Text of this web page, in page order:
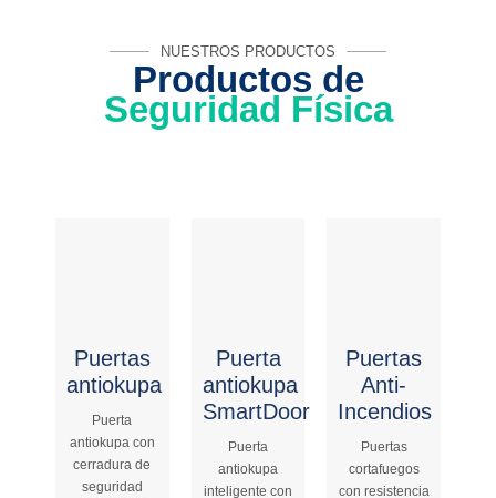
NUESTROS PRODUCTOS
Productos de
Seguridad Física
Puertas
antiokupa
Puerta
antiokupa con
cerradura de
seguridad
Puerta
antiokupa
SmartDoor
Puerta
antiokupa
inteligente con
Puertas
Anti-
Incendios
Puertas
cortafuegos
con resistencia